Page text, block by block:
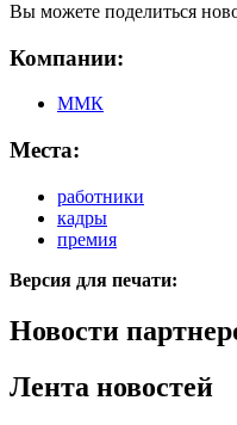
Вы можете поделиться
Компании:
ММК
Места:
работники
кадры
премия
Версия для печати:
Новости
Лента новостей